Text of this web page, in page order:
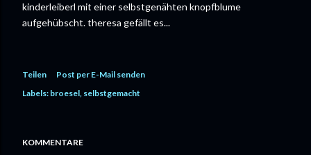
kinderleiberl mit einer selbstgenähten knopfblume
aufgehübscht. theresa gefällt es...
Teilen
Post per E-Mail senden
Labels: broesel selbstgemacht
KOMMENTARE